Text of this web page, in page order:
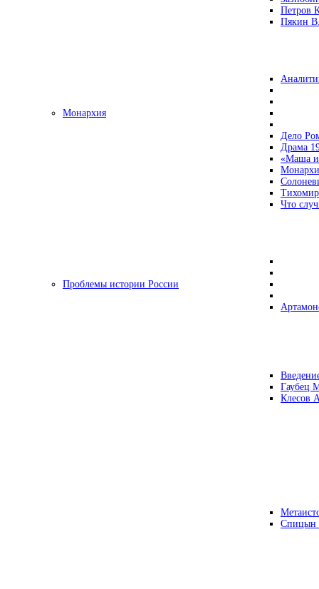
Петров
Пякин
Монархия
Дело
Драма
«Маша и
Что
Проблемы истории России
Гаубец
Клесов